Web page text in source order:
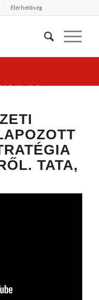
Elérhetőség
Kenderke
TATA,